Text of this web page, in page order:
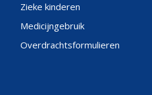
Zieke kinderen
Medicijngebruik
Overdrachtsformulieren